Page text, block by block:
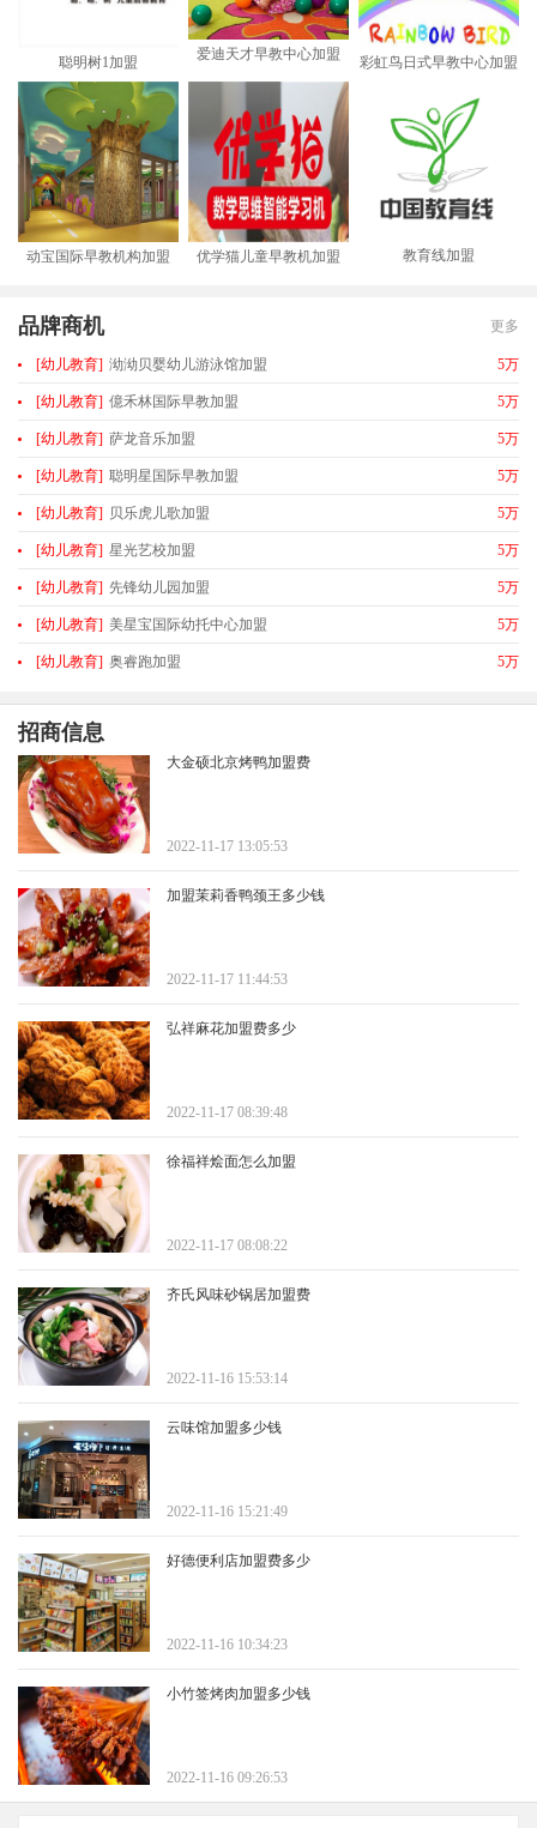
聪明树1加盟
爱迪天才早教中心加盟
彩虹鸟日式早教中心加盟
动宝国际早教机构加盟 优学猫儿童早教机加盟 教育线加盟
品牌商机 更多
[幼儿教育] 泑泑贝婴幼儿游泳馆加盟 5万
[幼儿教育] 億禾林国际早教加盟 5万
[幼儿教育] 萨龙音乐加盟 5万
[幼儿教育] 聪明星国际早教加盟 5万
[幼儿教育] 贝乐虎儿歌加盟 5万
[幼儿教育] 星光艺校加盟 5万
[幼儿教育] 先锋幼儿园加盟 5万
[幼儿教育] 美星宝国际幼托中心加盟 5万
[幼儿教育] 奥睿跑加盟 5万
招商信息
大金硕北京烤鸭加盟费
2022-11-17 13:05:53
加盟茉莉香鸭颈王多少钱
2022-11-17 11:44:53
弘祥麻花加盟费多少
2022-11-17 08:39:48
徐福祥烩面怎么加盟
2022-11-17 08:08:22
齐氏风味砂锅居加盟费
2022-11-16 15:53:14
云味馆加盟多少钱
2022-11-16 15:21:49
好德便利店加盟费多少
2022-11-16 10:34:23
小竹签烤肉加盟多少钱
2022-11-16 09:26:53